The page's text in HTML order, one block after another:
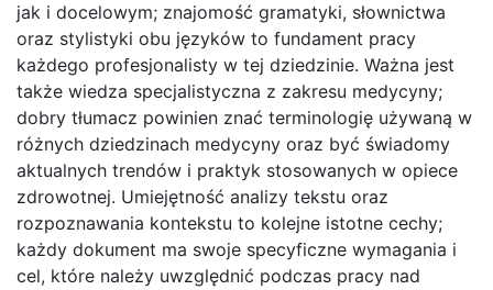
jak i docelowym; znajomość gramatyki, słownictwa
oraz stylistyki obu języków to fundament pracy
każdego profesjonalisty w tej dziedzinie. Ważna jest
także wiedza specjalistyczna z zakresu medycyny;
dobry tłumacz powinien znać terminologię używaną w
różnych dziedzinach medycyny oraz być świadomy
aktualnych trendów i praktyk stosowanych w opiece
zdrowotnej. Umiejętność analizy tekstu oraz
rozpoznawania kontekstu to kolejne istotne cechy;
każdy dokument ma swoje specyficzne wymagania i
cel, które należy uwzględnić podczas pracy nad